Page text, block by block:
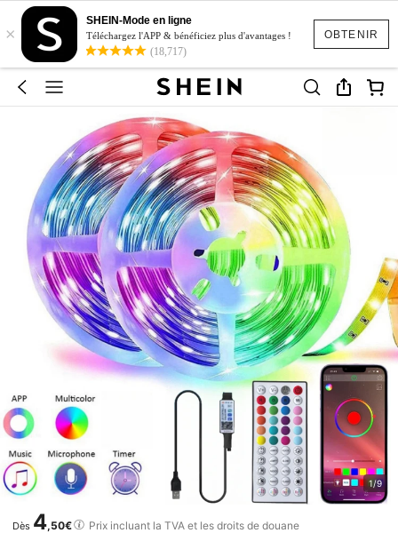
OBTENIR
×
SHEIN-Mode en ligne
Téléchargez l'APP & bénéficiez plus d'avantages !
(18,717)
1/9
Dès 4,50€ Prix incluant la TVA et les droits de douane